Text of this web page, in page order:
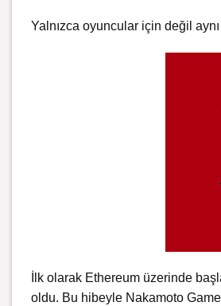
Yalnızca oyuncular için değil
İlk olarak Ethereum üzerinde
oldu. Bu hibeyle Nakamoto